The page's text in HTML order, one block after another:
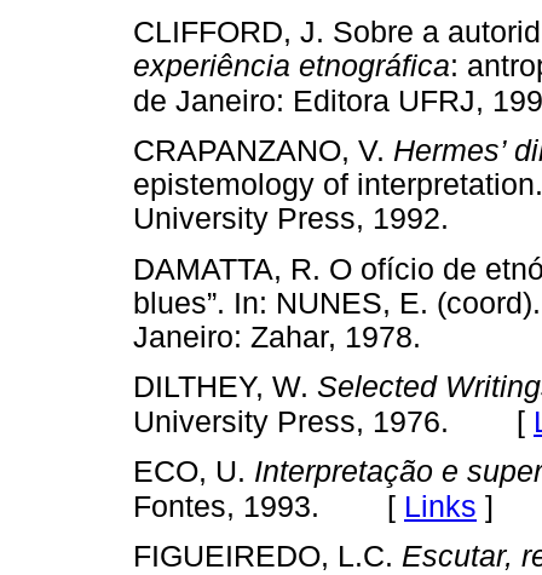
CLIFFORD, J. Sobre a
experiência etnográfica:
de Janeiro: Editora UFRJ,
CRAPANZANO, V. Hermes’
epistemology of
University Press, 1992.
DAMATTA, R. O ofício de
blues”. In: NUNES, E.
Janeiro: Zahar, 1978.
DILTHEY, W. Selected
University Press, 1976. [
ECO, U. Interpretação e
Fontes, 1993. [ Links ]
FIGUEIREDO, L.C. Escutar,